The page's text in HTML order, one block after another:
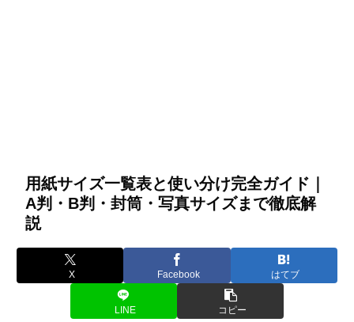
用紙サイズ一覧表と使い分け完全ガイド｜
A判・B判・封筒・写真サイズまで徹底解
説
X Facebook はてブ
LINE コピー